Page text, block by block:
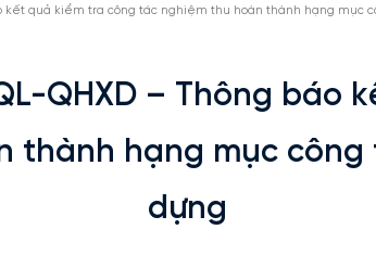
kết quả kiểm tra công tác nghiệm thu hoàn thành hạng mục
QHXD – Thông báo
thành hạng mục
dựng